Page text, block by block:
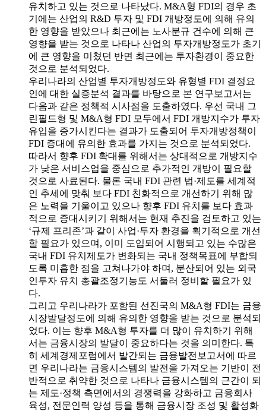
유치하고 있는 것으로 나타났다. M&A형 FDI의 경우 초
기에는 산업의 R&D 투자 및 FDI 개방정도에 의해 유의
한 영향을 받았으나 최근에는 노사분규 건수에 의해 큰
영향을 받는 것으로 나타나 산업의 투자개방정도가 초기
에 큰 영향을 미쳤던 반면 최근에는 투자환경이 중요한
것으로 분석되었다.
우리나라의 산업별 투자개방정도와 유형별 FDI 결정요
인에 대한 실증분석 결과를 바탕으로 본 연구보고서는
다음과 같은 정책적 시사점을 도출하였다. 우선 국내 그
린필드형 및 M&A형 FDI 모두에서 FDI 개방지수가 투자
유입을 증가시킨다는 결과가 도출되어 투자개방정책이
FDI 증대에 유의한 효과를 가지는 것으로 분석되었다.
따라서 향후 FDI 확대를 위해서는 상대적으로 개방지수
가 낮은 서비스업을 중심으로 추가적인 개방이 필요할
것으로 사료된다. 물론 국내 FDI 관련 법·제도를 세계적
인 추세에 맞춰 보다 FDI 친화적으로 개선하기 위해 많
은 노력을 기울이고 있으나 향후 FDI 유치를 보다 효과
적으로 증대시키기 위해서는 현재 추진을 검토하고 있는
‘규제 프리존’과 같이 사업·투자 환경을 획기적으로 개선
할 필요가 있으며, 이미 도입되어 시행되고 있는 수많은
국내 FDI 유치제도가 변화되는 국내 정책목표에 부합되
도록 미흡한 점을 고쳐나가야 하며, 분산되어 있는 외국
인투자 유치 총괄조정기능도 서둘러 정비할 필요가 있
다.
그리고 우리나라가 포함된 선진국의 M&A형 FDI는 금융
시장발달정도에 의해 유의한 영향을 받는 것으로 분석되
었다. 이는 향후 M&A형 투자를 더 많이 유치하기 위해
서는 금융시장의 발달이 중요하다는 것을 의미한다. 특
히 세계경제포럼에서 발간되는 금융발전보고서에 따르
면 우리나라는 금융시스템의 발전을 가져오는 기반이 전
반적으로 취약한 것으로 나타나 금융시스템의 근간이 되
는 제도·정책 측면에서의 경쟁력을 강화하고 금융회사
육성, 전문인력 양성 등을 통해 금융시장 조성 및 활성화